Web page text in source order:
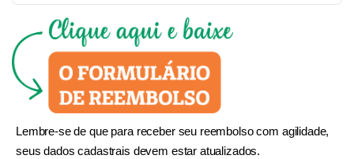
Lembre-se de que para receber seu reembolso com agilidade,
seus dados cadastrais devem estar atualizados.